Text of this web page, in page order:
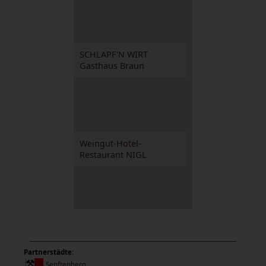
SCHLAPF'N WIRT
Gasthaus Braun
Weingut-Hotel-
Restaurant NIGL
Partnerstädte: